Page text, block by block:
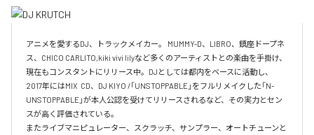
アニメを愛するDJ、トラックメイカー。 MUMMY-D、LIBRO、鎮座ドープネ
ス、CHICO CARLITO,kiki vivi lilyなど多くのアーティストとの楽曲を手掛け、
現在もコンスタントにリリース中。DJとしては都内をベースに活動し、
2017年にはMIX  CD、DJ KIYO /「UNSTOPPABLE」をフルリメイクした「N-
UNSTOPPABLE」が本人公認を受けてリリースされるなど、その実力とセン
スが高く評価されている。
またライブマニピュレーター、スクラッチ、サンプラー、オートチューンと